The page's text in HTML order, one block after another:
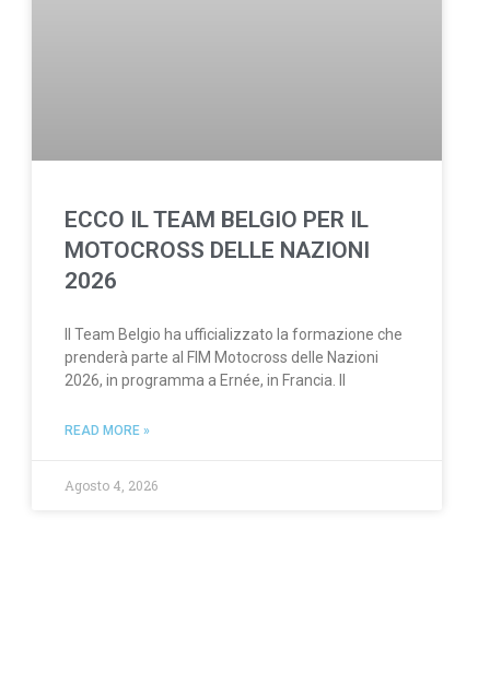
ECCO IL TEAM BELGIO PER IL
MOTOCROSS DELLE NAZIONI
2026
Il Team Belgio ha ufficializzato la formazione che
prenderà parte al FIM Motocross delle Nazioni
2026, in programma a Ernée, in Francia. Il
READ MORE »
Agosto 4, 2026